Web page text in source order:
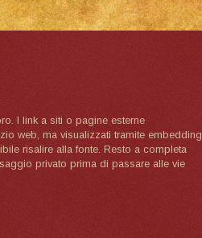
I link a siti o pagine esterne
web, ma visualizzati tramite embedding
risalire alla fonte. Resto a completa
privato prima di passare alle vie